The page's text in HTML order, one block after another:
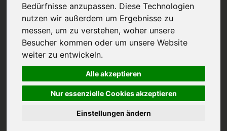
Bedürfnisse anzupassen. Diese Technologien
nutzen wir außerdem um Ergebnisse zu
messen, um zu verstehen, woher unsere
Besucher kommen oder um unsere Website
weiter zu entwickeln.
Alle akzeptieren
Nur essenzielle Cookies akzeptieren
Einstellungen ändern
Naturkost Elkershausen aus Göttingen ist unser
wichtigster Partner.
Geschäftsführer Hermann Heldberg, Bio-Pionier der
ersten Stunde, und sein Team genießen unser